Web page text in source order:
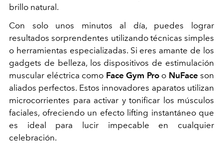
brillo natural.
Con solo unos minutos al día, puedes lograr
resultados sorprendentes utilizando técnicas simples
o herramientas especializadas. Si eres amante de los
gadgets de belleza, los dispositivos de estimulación
muscular eléctrica como Face Gym Proo NuFace son
aliados perfectos. Estos innovadores aparatos utilizan
microcorrientes para activar y tonificar los músculos
faciales, ofreciendo un efecto lifting instantáneo que
es ideal para lucir impecable en cualquier
celebración.